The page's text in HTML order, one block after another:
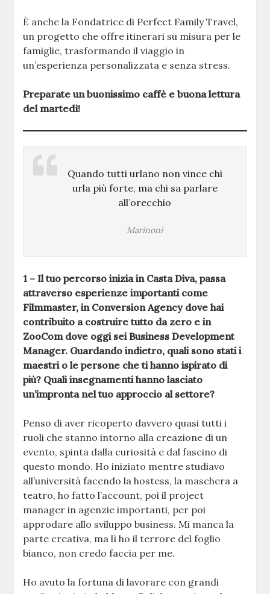
È anche la Fondatrice di Perfect Family Travel,
un progetto che offre itinerari su misura per le
famiglie, trasformando il viaggio in
un’esperienza personalizzata e senza stress.
Preparate un buonissimo caffè e buona lettura
del martedì!
Quando tutti urlano non vince chi
urla più forte, ma chi sa parlare
all’orecchio
Marinoni
1 – Il tuo percorso inizia in Casta Diva, passa
attraverso esperienze importanti come
Filmmaster, in Conversion Agency dove hai
contribuito a costruire tutto da zero e in
ZooCom dove oggi sei Business Development
Manager. Guardando indietro, quali sono stati i
maestri o le persone che ti hanno ispirato di
più? Quali insegnamenti hanno lasciato
un’impronta nel tuo approccio al settore?
Penso di aver ricoperto davvero quasi tutti i
ruoli che stanno intorno alla creazione di un
evento, spinta dalla curiosità e dal fascino di
questo mondo. Ho iniziato mentre studiavo
all’università facendo la hostess, la maschera a
teatro, ho fatto l’account, poi il project
manager in agenzie importanti, per poi
approdare allo sviluppo business. Mi manca la
parte creativa, ma lì ho il terrore del foglio
bianco, non credo faccia per me.
Ho avuto la fortuna di lavorare con grandi